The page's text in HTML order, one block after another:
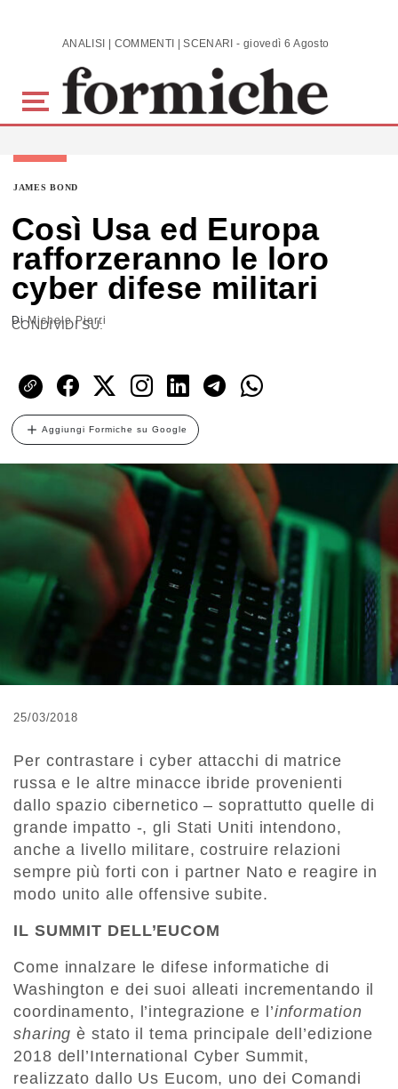
Skip to main content ANALISI | COMMENTI | SCENARI - giovedì 6 Agosto 2026
JAMES BOND
Così Usa ed Europa
rafforzeranno le loro
cyber difese militari
DiMichele Pierri
CONDIVIDI SU:
Aggiungi Formiche su Google
25/03/2018
Per contrastare i cyber attacchi di matrice
russa e le altre minacce ibride provenienti
dallo spazio cibernetico – soprattutto quelle di
grande impatto -, gli Stati Uniti intendono,
anche a livello militare, costruire relazioni
sempre più forti con i partner Nato e reagire in
modo unito alle offensive subite.
IL SUMMIT DELL’EUCOM
Come innalzare le difese informatiche di
Washington e dei suoi alleati incrementando il
coordinamento, l’integrazione e l’information
sharing è stato il tema principale dell’edizione
2018 dell’International Cyber Summit,
realizzato dallo Us Eucom, uno dei Comandi